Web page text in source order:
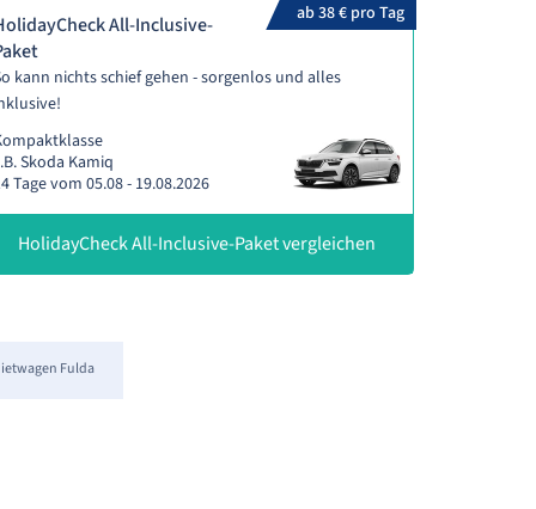
ab 38 € pro Tag
All-Inclusive-
kann nichts schief gehen - sorgenlos und alles
Skoda Kamiq
Tage vom 05.08 - 19.08.2026
HolidayCheck All-Inclusive-Paket vergleichen
Fulda